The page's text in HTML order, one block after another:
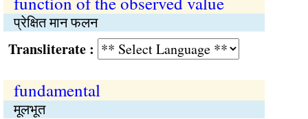
प्रेक्षित मान फलन
:
fundamental
मूलभूत